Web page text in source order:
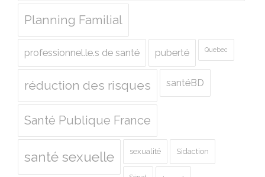
Planning Familial
professionnel.le.s de santé puberté Quebec
réduction des risques santéBD
Santé Publique France
santé sexuelle sexualité Sidaction